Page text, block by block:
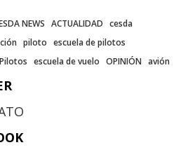
NEWS ACTUALIDAD cesda
piloto escuela de pilotos
Pilotos escuela de vuelo OPINIÓN avión